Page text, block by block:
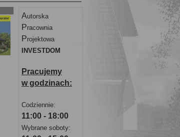
Autorska
Pracownia
Projektowa
INVESTDOM
Pracujemy
w godzinach:
Codziennie:
11:00 - 18:00
Wybrane soboty: